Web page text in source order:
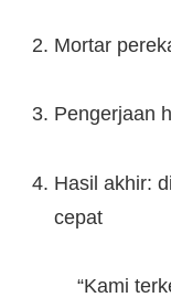
Mortar
Pengerjaan
Hasil akhir:
cepat
“Kami